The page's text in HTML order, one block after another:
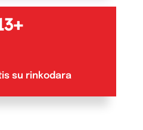
su rinkodara